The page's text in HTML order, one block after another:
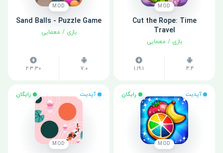
MOD
Cut the Rope: Time
Travel
بازی / معمایی
4.4
1.19.1
MOD
Sand Balls - Puzzle Game
بازی / معمایی
7.0
2.3.30
آپدیت رایگان
MOD
آپدیت رایگان
MOD